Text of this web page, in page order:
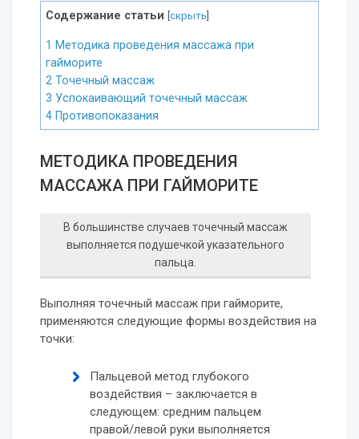
Содержание статьи скрыть
1 Методика проведения массажа при
гайморите
2 Точечный массаж
3 Успокаивающий точечный массаж
4 Противопоказания
МЕТОДИКА ПРОВЕДЕНИЯ
МАССАЖА ПРИ ГАЙМОРИТЕ
В большинстве случаев точечный массаж
выполняется подушечкой указательного
пальца.
Выполняя точечный массаж при гайморите,
применяются следующие формы воздействия на
точки:
Пальцевой метод глубокого
воздействия – заключается в
следующем: средним пальцем
правой/левой руки выполняется